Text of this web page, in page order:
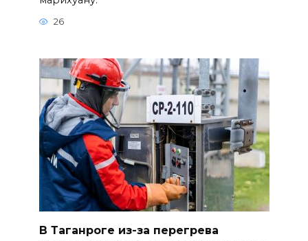
26
В Таганроге из-за перегрева